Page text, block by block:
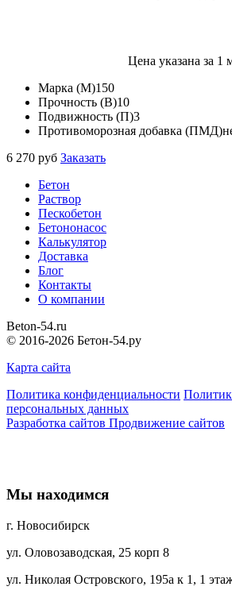
Цена указана за 1
Марка (M)150
Прочность (B)10
Подвижность (П)3
Противоморозная добавка (ПМД)
6 270 руб Заказать
Бетон
Раствор
Пескобетон
Бетононасос
Калькулятор
Доставка
Блог
Контакты
О компании
Beton-54.ru
© 2016-2026 Бетон-54.ру
Карта сайта
Политика конфиденциальности
персональных данных
Разработка сайтов Продвижение сайтов
Мы находимся
г. Новосибирск
ул. Оловозаводская, 25 корп 8
ул. Николая Островского, 195а к 1, 1